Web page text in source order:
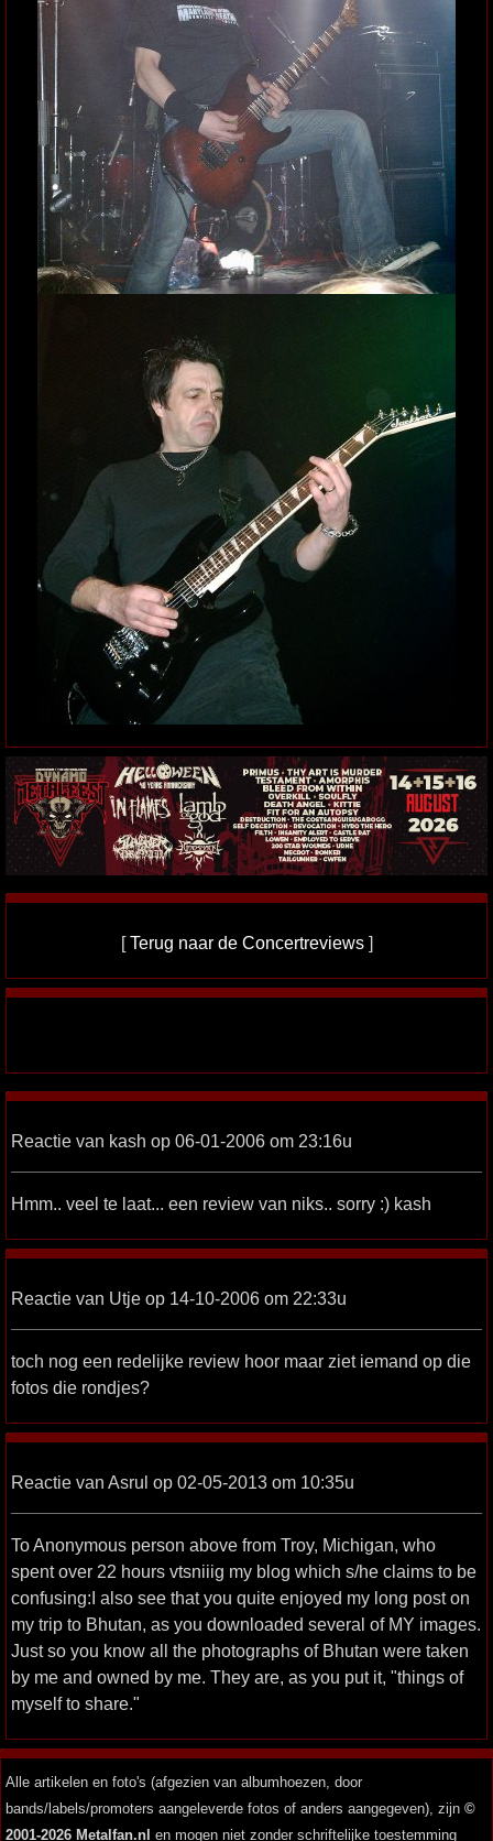
[Terug naar de Concertreviews]
Reactie van kash op 06-01-2006 om 23:16u
Hmm.. veel te laat... een review van niks.. sorry :) kash
Reactie van Utje op 14-10-2006 om 22:33u
toch nog een redelijke review hoor maar ziet iemand op die
fotos die rondjes?
Reactie van Asrul op 02-05-2013 om 10:35u
To Anonymous person above from Troy, Michigan, who
spent over 22 hours vtsniiig my blog which s/he claims to be
confusing:I also see that you quite enjoyed my long post on
my trip to Bhutan, as you downloaded several of MY images.
Just so you know all the photographs of Bhutan were taken
by me and owned by me. They are, as you put it, "things of
myself to share."
Alle artikelen en foto's (afgezien van albumhoezen, door
bands/labels/promoters aangeleverde fotos of anders aangegeven), zijn ©
2001-2026 Metalfan.nl en mogen niet zonder schriftelijke toestemming